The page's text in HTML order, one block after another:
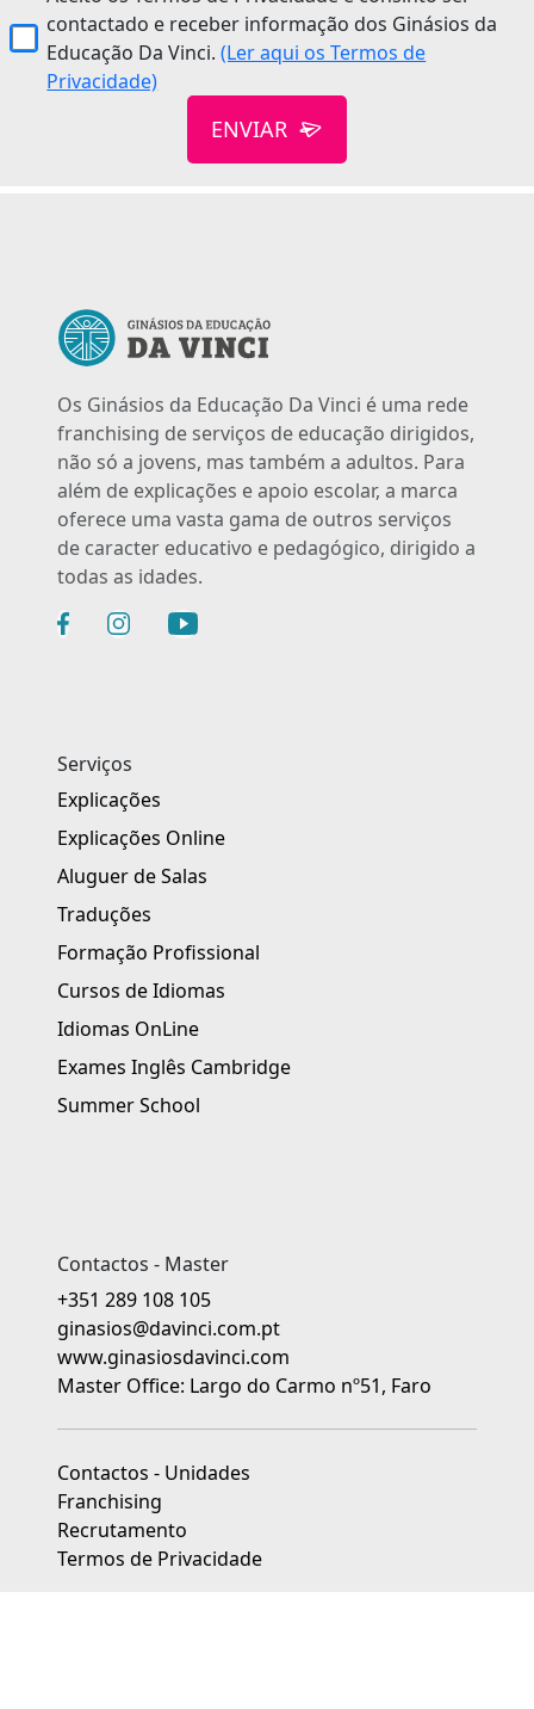
contactado e receber informação dos Ginásios da
Educação Da Vinci.(Ler aqui os Termos de
Privacidade)
ENVIAR
Os Ginásios da Educação Da Vinci é uma rede
franchising de serviços de educação dirigidos,
não só a jovens, mas também a adultos. Para
além de explicações e apoio escolar, a marca
oferece uma vasta gama de outros serviços
de caracter educativo e pedagógico, dirigido a
todas as idades.
Serviços
Explicações
Explicações Online
Aluguer de Salas
Traduções
Formação Profissional
Cursos de Idiomas
Idiomas OnLine
Exames Inglês Cambridge
Summer School
Contactos - Master
+351 289 108 105
ginasios@davinci.com.pt
www.ginasiosdavinci.com
Master Office: Largo do Carmo nº51, Faro
Contactos - Unidades
Franchising
Recrutamento
Termos de Privacidade